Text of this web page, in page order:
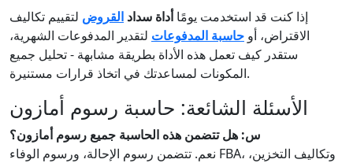
إذا كنت قد استخدمت يومًاأداة سداد القروض لتقييم تكاليف
الاقتراض، أو حاسبة المدفوعات لتقدير المدفوعات الشهرية،
ستقدر كيف تعمل هذه الأداة بطريقة مشابهة - تحليل جميع
المكونات لمساعدتك في اتخاذ قرارات مستنيرة.
الأسئلة الشائعة: حاسبة رسوم أمازون
س: هل تتضمن هذه الحاسبة جميع رسوم أمازون؟
نعم. تتضمن رسوم الإحالة، ورسوم الوفاء FBA، وتكاليف التخزين،